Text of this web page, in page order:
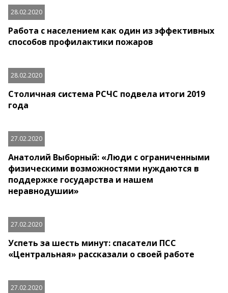
28.02.2020
Работа с населением как один из эффективных
способов профилактики пожаров
28.02.2020
Столичная система РСЧС подвела итоги 2019
года
27.02.2020
Анатолий Выборный: «Люди с ограниченными
физическими возможностями нуждаются в
поддержке государства и нашем
неравнодушии»
27.02.2020
Успеть за шесть минут: спасатели ПСС
«Центральная» рассказали о своей работе
27.02.2020